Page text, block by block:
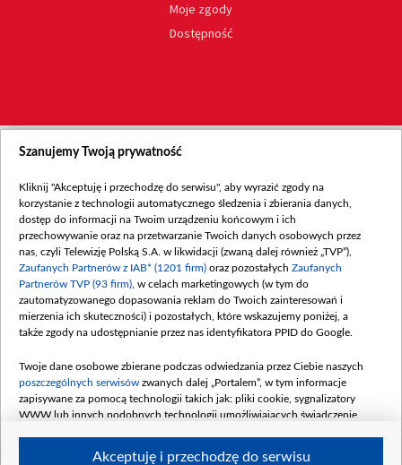
Moje zgody
Dostępność
Szanujemy Twoją prywatność
Kliknij "Akceptuję i przechodzę do serwisu", aby wyrazić zgody na
korzystanie z technologii automatycznego śledzenia i zbierania danych,
dostęp do informacji na Twoim urządzeniu końcowym i ich
przechowywanie oraz na przetwarzanie Twoich danych osobowych przez
nas, czyli Telewizję Polską S.A. w likwidacji (zwaną dalej również „TVP”),
Zaufanych Partnerów z IAB* (1201 firm) oraz pozostałych Zaufanych
Partnerów TVP (93 firm) , w celach marketingowych (w tym do
zautomatyzowanego dopasowania reklam do Twoich zainteresowań i
mierzenia ich skuteczności) i pozostałych, które wskazujemy poniżej, a
także zgody na udostępnianie przez nas identyfikatora PPID do Google.
Twoje dane osobowe zbierane podczas odwiedzania przez Ciebie naszych
poszczególnych serwisów zwanych dalej „Portalem”, w tym informacje
zapisywane za pomocą technologii takich jak: pliki cookie, sygnalizatory
WWW lub innych podobnych technologii umożliwiających świadczenie
Akceptuję i przechodzę do serwisu